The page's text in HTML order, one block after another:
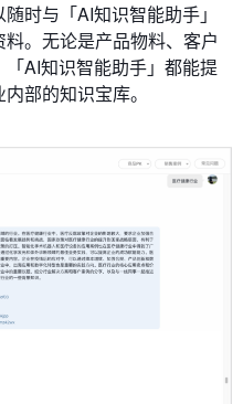
时与「AI知识智能助手」
。无论是产品物料、客户
AI知识智能助手」都能提
部的知识宝库。